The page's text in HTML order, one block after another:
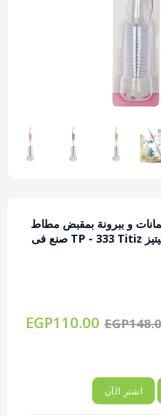
و ببرونة بمقبض مطاط
كبيرة ألوان متعددة تيتيز TP - 333 Titiz صنع فى
EGP110.00
اشترِ الآن